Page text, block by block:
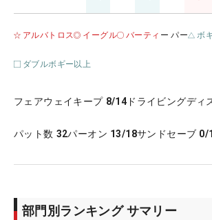
アルバトロス イーグル バーティ ー パー ボ
ダブルボギー以上
フェアウェイキープ 8/14 ドライビングディ
パット数 32パーオン 13/18サンドセーブ 0/1
部門別ランキング サマリー